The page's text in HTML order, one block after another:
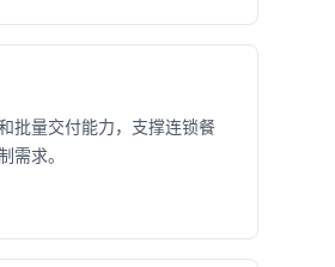
批量交付能力，支撑连锁餐
需求。